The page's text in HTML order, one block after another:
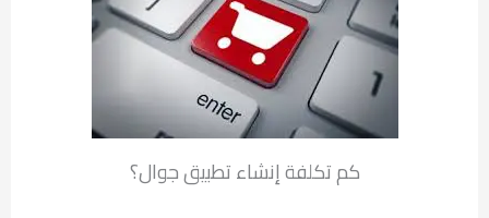
كم تكلفة إنشاء تطبيق جوال؟